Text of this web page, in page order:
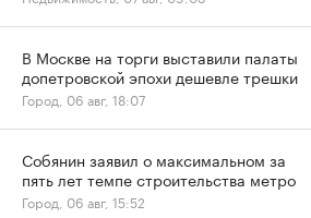
В Москве на торги выставили палаты
допетровской эпохи дешевле трешки
Город, 06 авг, 18:07
Собянин заявил о максимальном за
пять лет темпе строительства метро
Город, 06 авг, 15:52